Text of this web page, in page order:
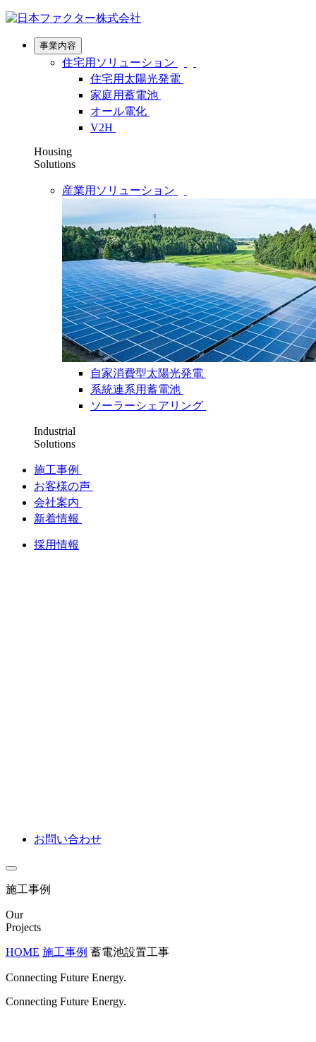
事業内容
住宅用ソリューション
住宅用太陽光発電
家庭用蓄電池
オール電化
V2H
Housing
Solutions
産業用ソリューション
自家消費型太陽光発電
系統連系用蓄電池
ソーラーシェアリング
Industrial
Solutions
施工事例
お客様の声
会社案内
新着情報
採用情報
お問い合わせ
施工事例
Our
Projects
HOME 施工事例 蓄電池設置工事
Connecting Future Energy.
Connecting Future Energy.